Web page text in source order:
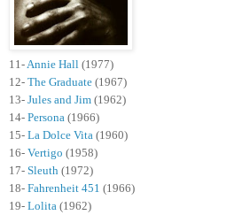
11- Annie Hall (1977)
12- The Graduate (1967)
13- Jules and Jim (1962)
14- Persona (1966)
15- La Dolce Vita (1960)
16- Vertigo (1958)
17- Sleuth (1972)
18- Fahrenheit 451 (1966)
19- Lolita (1962)